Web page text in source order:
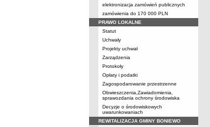
elektronizacja zamówień publicznych
zamówienia do 170 000 PLN
PRAWO LOKALNE
Statut
Uchwały
Projekty uchwał
Zarządzenia
Protokoły
Opłaty i podatki
Zagospodarowanie przestrzenne
Obwieszczenia,Zawiadomienia,
sprawozdania ochrony środowiska
Decyzje o środowiskowych
uwarunkowaniach
REWITALIZACJA GMINY BONIEWO